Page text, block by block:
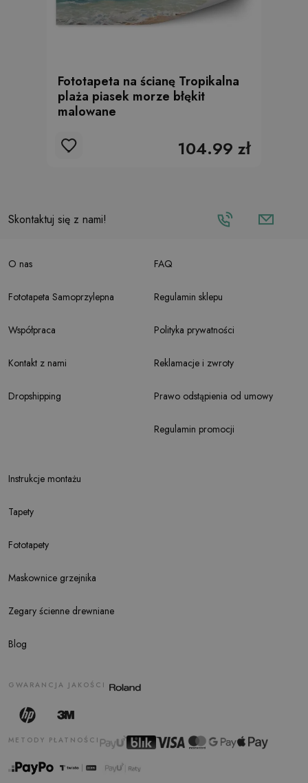
Fototapeta na ścianę Tropikalna
plaża piasek morze błękit
malowane
104.99 zł
Skontaktuj się z nami!
O nas
Fototapeta Samoprzylepna
Współpraca
Kontakt z nami
Dropshipping
Instrukcje montażu
Tapety
Fototapety
Maskownice grzejnika
Zegary ścienne drewniane
Blog
FAQ
Regulamin sklepu
Polityka prywatności
Reklamacje i zwroty
Prawo odstąpienia od umowy
Regulamin promocji
GWARANCJA JAKOŚCI
METODY PŁATNOŚCI